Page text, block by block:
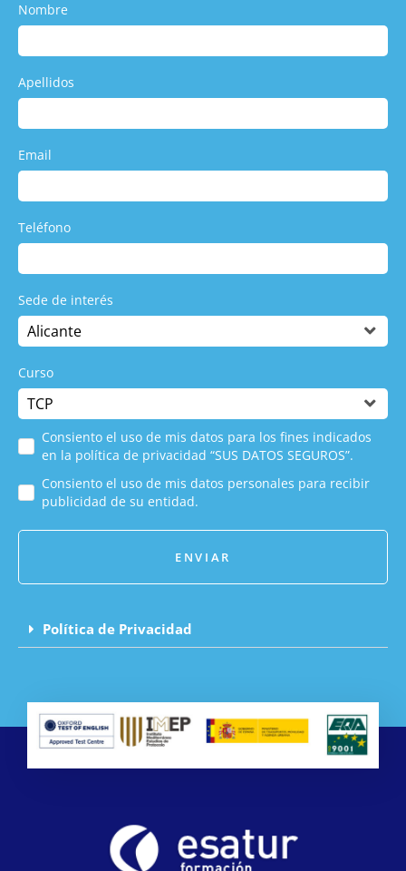
Nombre
Apellidos
Email
Teléfono
Sede de interés
Curso
Consiento el uso de mis datos para los fines indicados
en la política de privacidad “SUS DATOS SEGUROS”.
Consiento el uso de mis datos personales para recibir
publicidad de su entidad.
ENVIAR
Política de Privacidad